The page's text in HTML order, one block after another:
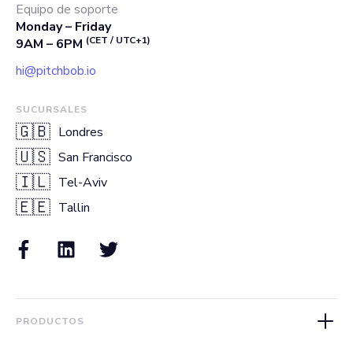
Equipo de soporte
Monday – Friday
9AM – 6PM (CET / UTC+1)
hi@pitchbob.io
SUCURSALES
🇬🇧 Londres
🇺🇸 San Francisco
🇮🇱 Tel-Aviv
🇪🇪 Tallin
PRODUCTOS